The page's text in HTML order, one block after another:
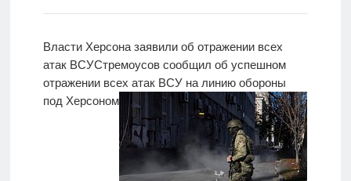
Новости
Родителям
нас
слабовидящих
Власти Херсона заявили об отражении всех
атак ВСУСтремоусов сообщил об успешном
отражении всех атак ВСУ на линию обороны
под Херсоном